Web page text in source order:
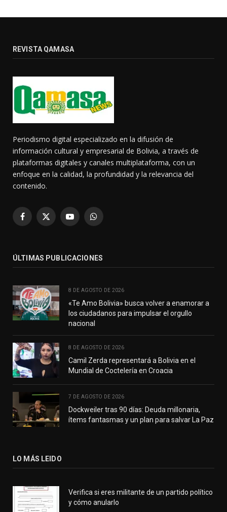
REVISTA QAMASA
Periodismo digital especializado en la difusión de
información cultural y empresarial de Bolivia, a través de
plataformas digitales y canales multiplataforma, con un
enfoque en la calidad, la profundidad y la relevancia del
contenido.
Facebook
X
YouTubeWhatsApp
ÚLTIMAS PUBLICACIONES
8 DE AGOSTO DE 2026
«Te Amo Bolivia» busca volver a enamorar a
los ciudadanos para impulsar el orgullo
nacional
8 DE AGOSTO DE 2026
Camil Zerda representará a Bolivia en el
Mundial de Coctelería en Croacia
7 DE AGOSTO DE 2026
Dockweiler tras 90 días: Deuda millonaria,
ítems fantasmas y un plan para salvar La Paz
LO MÁS LEIDO
Verifica si eres militante de un partido político
y cómo anularlo